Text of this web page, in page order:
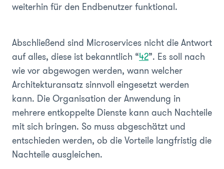
weiterhin für den Endbenutzer funktional.
Abschließend sind Microservices nicht die Antwort
auf alles, diese ist bekanntlich “42”. Es soll nach
wie vor abgewogen werden, wann welcher
Architekturansatz sinnvoll eingesetzt werden
kann. Die Organisation der Anwendung in
mehrere entkoppelte Dienste kann auch Nachteile
mit sich bringen. So muss abgeschätzt und
entschieden werden, ob die Vorteile langfristig die
Nachteile ausgleichen.